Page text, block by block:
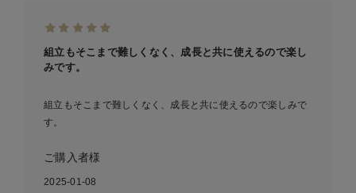
組立もそこまで難しくなく、成長と共に使えるので楽し
みです。
組立もそこまで難しくなく、成長と共に使えるので楽しみで
す。
ご購入者様
2025-01-08